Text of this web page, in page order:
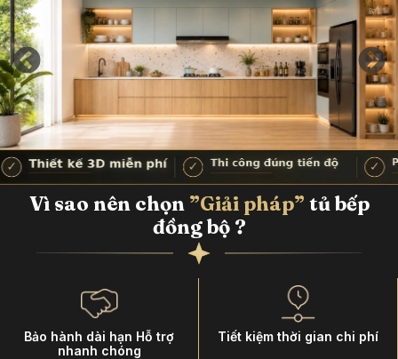
Vì sao nên chọn ”Giải pháp” tủ bếp
đồng bộ ?
Bảo hành dài hạn Hỗ trợ
nhanh chóng
Tiết kiệm thời gian chi phí